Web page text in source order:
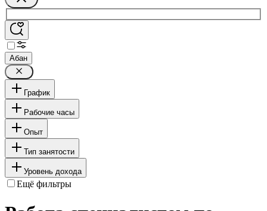
Абан
График
Рабочие часы
Опыт
Тип занятости
Уровень дохода
Ещё фильтры